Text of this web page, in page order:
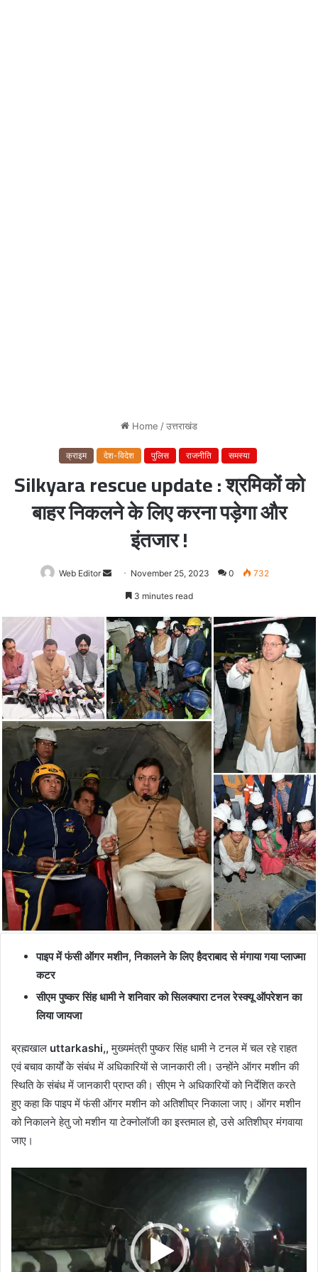
Home /उत्तराखंड
क्राइम देश-विदेश पुलिस राजनीति समस्या
Silkyara rescue update : श्रमिकों को
बाहर निकलने के लिए करना पड़ेगा और
इंतजार !
Web Editor
SendNovember 25, 2023 0 732
3 minutes read
पाइप में फंसी ऑगर मशीन, निकालने के लिए हैदराबाद से मंगाया गया प्लाज्मा
कटर
सीएम पुष्कर सिंह धामी ने शनिवार को सिलक्यारा टनल रेस्क्यू ऑपरेशन का
लिया जायजा
ब्रह्मखाल uttarkashi,, मुख्यमंत्री पुष्कर सिंह धामी ने टनल में चल रहे राहत
एवं बचाव कार्यों के संबंध में अधिकारियों से जानकारी ली। उन्होंने ऑगर मशीन की
स्थिति के संबंध में जानकारी प्राप्त की। सीएम ने अधिकारियों को निर्देशित करते
हुए कहा कि पाइप में फंसी ऑगर मशीन को अतिशीघ्र निकाला जाए। ऑगर मशीन
को निकालने हेतु जो मशीन या टेक्नोलॉजी का इस्तमाल हो, उसे अतिशीघ्र मंगवाया
जाए।